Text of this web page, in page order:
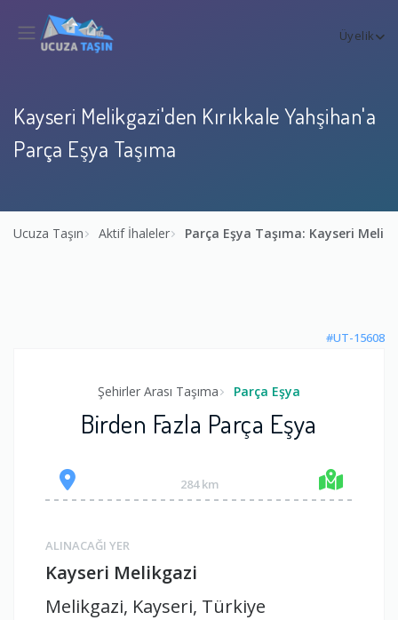
Üyelik
Kayseri Melikgazi'den Kırıkkale Yahşihan'a
Parça Eşya Taşıma
Ucuza Taşın Aktif İhaleler Parça Eşya Taşıma: Kayseri
#UT-15608
Şehirler Arası Taşıma Parça Eşya
Birden Fazla Parça Eşya
284 km
ALINACAĞI YER
Kayseri Melikgazi
Melikgazi, Kayseri, Türkiye